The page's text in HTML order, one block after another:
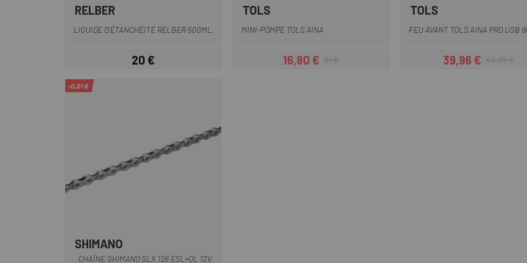
RELBER
LIQUIDE D'ÉTANCHÉITÉ RELBER 500ML.
Prix
20 €
TOLS
MINI-POMPE TOLS AINA
Prix
16,80 €Prix habituel
21 €
TOLS
FEU AVANT TOLS AINA PRO USB
Prix
39,96 €Prix habituel
49,95 €
-0,01 €
SHIMANO
CHAÎNE SHIMANO SLX 126 ESL+QL 12V.